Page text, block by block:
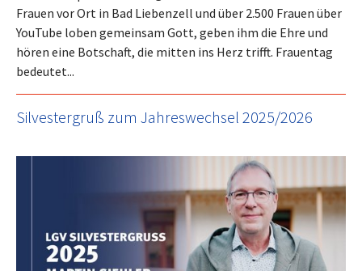
Frauen vor Ort in Bad Liebenzell und über 2.500 Frauen über
YouTube loben gemeinsam Gott, geben ihm die Ehre und
hören eine Botschaft, die mitten ins Herz trifft. Frauentag
bedeutet...
Silvestergruß zum Jahreswechsel 2025/2026